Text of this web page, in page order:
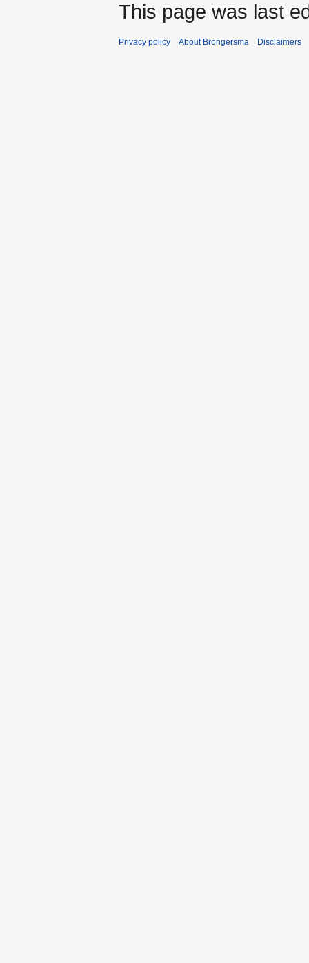
This page was last
Privacy policy About Brongersma Disclaimers